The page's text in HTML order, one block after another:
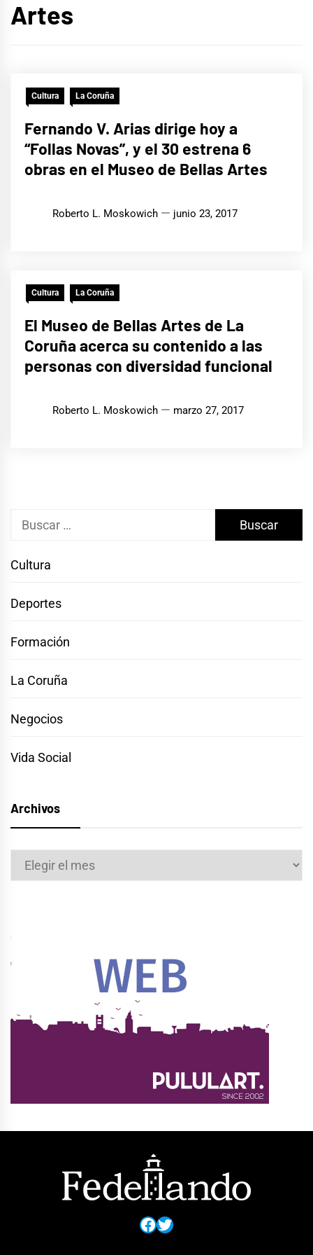
Artes
Cultura La Coruña
Fernando V. Arias dirige hoy a
“Follas Novas”, y el 30 estrena 6
obras en el Museo de Bellas Artes
Roberto L. Moskowich junio 23, 2017
Cultura La Coruña
El Museo de Bellas Artes de La
Coruña acerca su contenido a las
personas con diversidad funcional
Roberto L. Moskowich marzo 27, 2017
Buscar:
Cultura
Deportes
Formación
La Coruña
Negocios
Vida Social
Archivos
Archivos
Facebook
Twitter